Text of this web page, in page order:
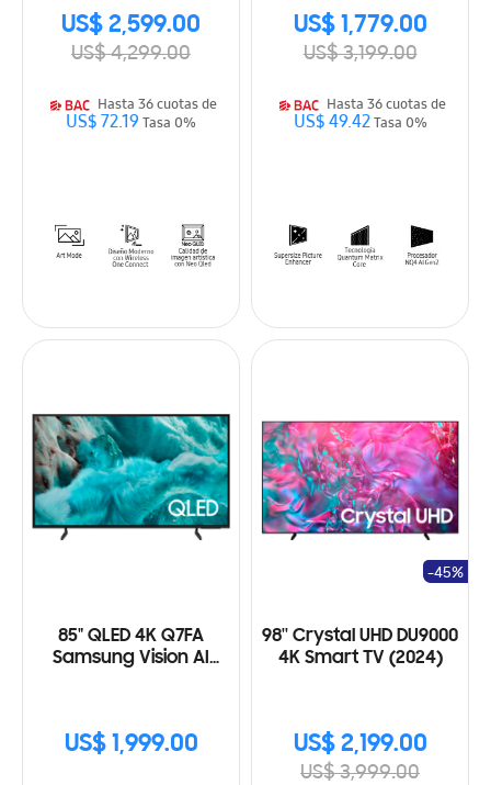
US$ 2,599.00
US$ 4,299.00
Hasta 36 cuotas de
US$ 72.19Tasa 0%
US$ 1,779.00
US$ 3,199.00
Hasta 36 cuotas de
US$ 49.42Tasa 0%
85" QLED 4K Q7FA
Samsung Vision AI
US$ 1,999.00
98'' Crystal UHD DU9000
4K Smart TV (2024)
US$ 2,199.00
US$ 3,999.00
-45%